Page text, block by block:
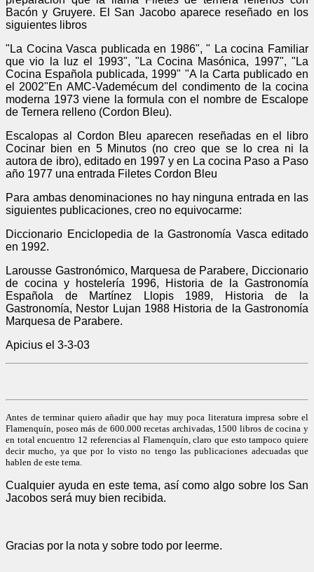
Bacón y Gruyere. El San Jacobo aparece reseñado en los
siguientes libros
"La Cocina Vasca publicada en 1986", " La cocina Familiar
que vio la luz el 1993", "La Cocina Masónica, 1997", "La
Cocina Española publicada, 1999" "A la Carta publicado en
el 2002"En AMC-Vademécum del condimento de la cocina
moderna 1973 viene la formula con el nombre de Escalope
de Ternera relleno (Cordon Bleu).
Escalopas al Cordon Bleu aparecen reseñadas en el libro
Cocinar bien en 5 Minutos (no creo que se lo crea ni la
autora de ibro), editado en 1997 y en La cocina Paso a Paso
año 1977 una entrada Filetes Cordon Bleu
Para ambas denominaciones no hay ninguna entrada en las
siguientes publicaciones, creo no equivocarme:
Diccionario Enciclopedia de la Gastronomía Vasca editado
en 1992.
Larousse Gastronómico, Marquesa de Parabere, Diccionario
de cocina y hostelería 1996, Historia de la Gastronomía
Española de Martínez Llopis 1989, Historia de la
Gastronomía, Nestor Lujan 1988 Historia de la Gastronomía
Marquesa de Parabere.
Apicius el 3-3-03
Antes de terminar quiero añadir que hay muy poca literatura impresa sobre el
Flamenquín, poseo más de 600.000 recetas archivadas, 1500 libros de cocina y
en total encuentro 12 referencias al Flamenquín, claro que esto tampoco quiere
decir mucho, ya que por lo visto no tengo las publicaciones adecuadas que
hablen de este tema.
Cualquier ayuda en este tema, así como algo sobre los San
Jacobos será muy bien recibida.
Gracias por la nota y sobre todo por leerme.